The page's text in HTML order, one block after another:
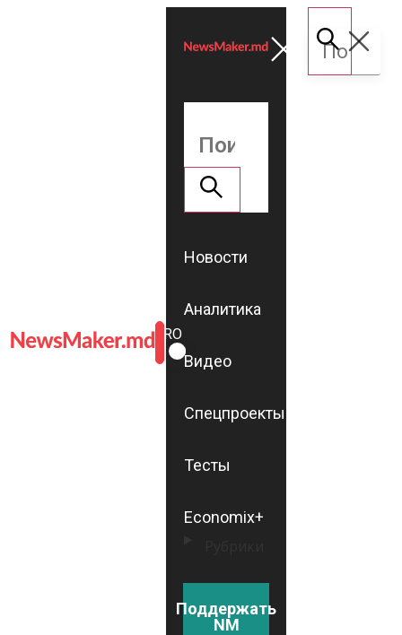
ROMÂNĂ
RU
Новости
Аналитика
Видео
Спецпроекты
Тесты
Economix+
Поддержать
NM